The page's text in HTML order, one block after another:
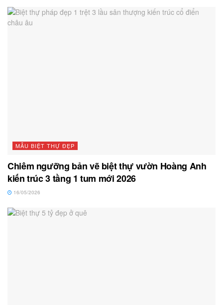
MẪU BIỆT THỰ ĐẸP
Chiêm ngưỡng bản vẽ biệt thự vườn Hoàng Anh
kiến trúc 3 tầng 1 tum mới 2026
16/05/2026